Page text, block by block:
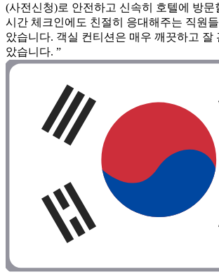
(사전신청)로 안전하고 신속히 호텔에 방문
시간 체크인에도 친절히 응대해주는 직원
았습니다. 객실 컨티션은 매우 깨끗하고 잘
았습니다. ”